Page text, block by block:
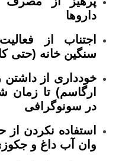
داروها
اجتناب از
سنگین خانه ‌(حتی
خودداری از
ارگاسم) تا زمان
در سونوگرافی
استفاده نکردن از
وان آب داغ و